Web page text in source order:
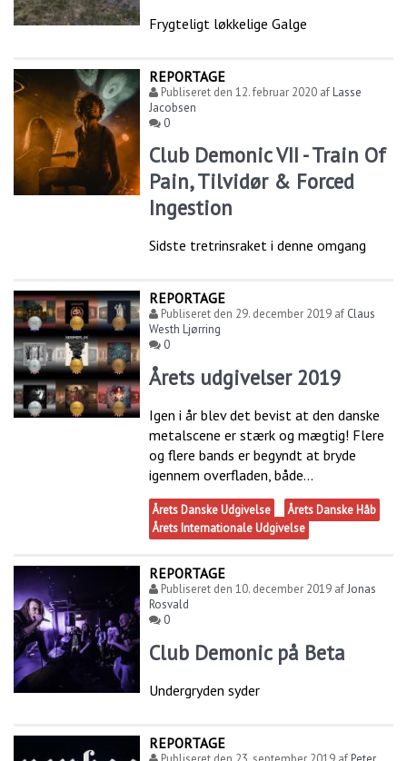
Frygteligt løkkelige Galge
REPORTAGE
Publiseret den12. februar 2020 afLasse
Jacobsen
0
Club Demonic VII - Train Of
Pain, Tilvidør & Forced
Ingestion
Sidste tretrinsraket i denne omgang
REPORTAGE
Publiseret den 29. december 2019 af Claus
Westh Ljørring
0
Årets udgivelser 2019
Igen i år blev det bevist at den danske
metalscene er stærk og mægtig! Flere
og flere bands er begyndt at bryde
igennem overfladen, både...
Årets Danske Udgivelse
Årets Danske Håb
Årets Internationale Udgivelse
REPORTAGE
Publiseret den10. december 2019 afJonas
Rosvald
0
Club Demonic på Beta
Undergryden syder
REPORTAGE